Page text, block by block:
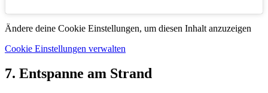
Ändere deine Cookie Einstellungen, um diesen Inhalt anzuzeigen
Cookie Einstellungen verwalten
7. Entspanne am Strand